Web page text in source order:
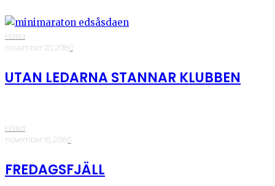
Hälsa
·november 20, 2018·0
UTAN LEDARNA STANNAR KLUBBEN
Hälsa
·november 16, 2018·0
FREDAGSFJÄLL